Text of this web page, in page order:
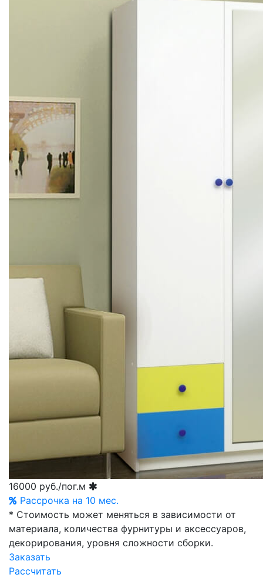
16000 руб./пог.м
Рассрочка на 10 мес.
* Стоимость может меняться в зависимости от
материала, количества фурнитуры и аксессуаров,
декорирования, уровня сложности сборки.
Заказать
Рассчитать